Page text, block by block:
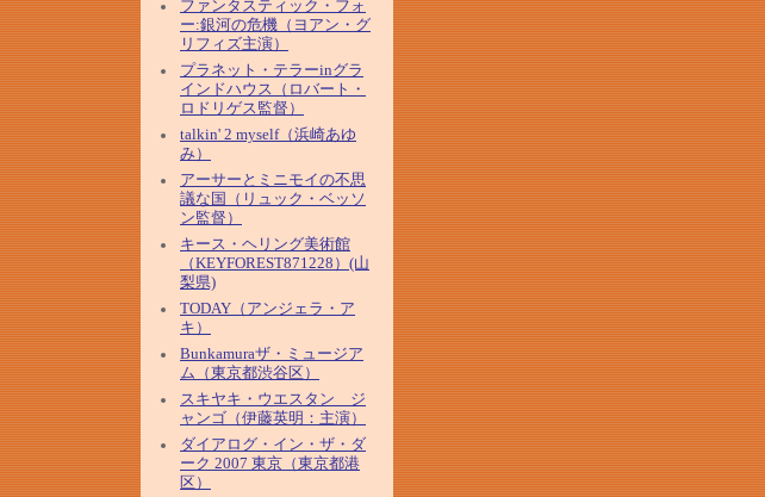
ファンタスティック・フォ
ー:銀河の危機（ヨアン・グ
リフィズ主演）
プラネット・テラーinグラ
インドハウス（ロバート・
ロドリゲス監督）
talkin' 2 myself（浜崎あゆ
み）
アーサーとミニモイの不思
議な国（リュック・ベッソ
ン監督）
キース・ヘリング美術館
（KEYFOREST871228）(山
梨県)
TODAY（アンジェラ・ア
キ）
Bunkamuraザ・ミュージア
ム（東京都渋谷区）
スキヤキ・ウエスタン ジ
ャンゴ（伊藤英明：主演）
ダイアログ・イン・ザ・ダ
ーク 2007 東京（東京都港
区）